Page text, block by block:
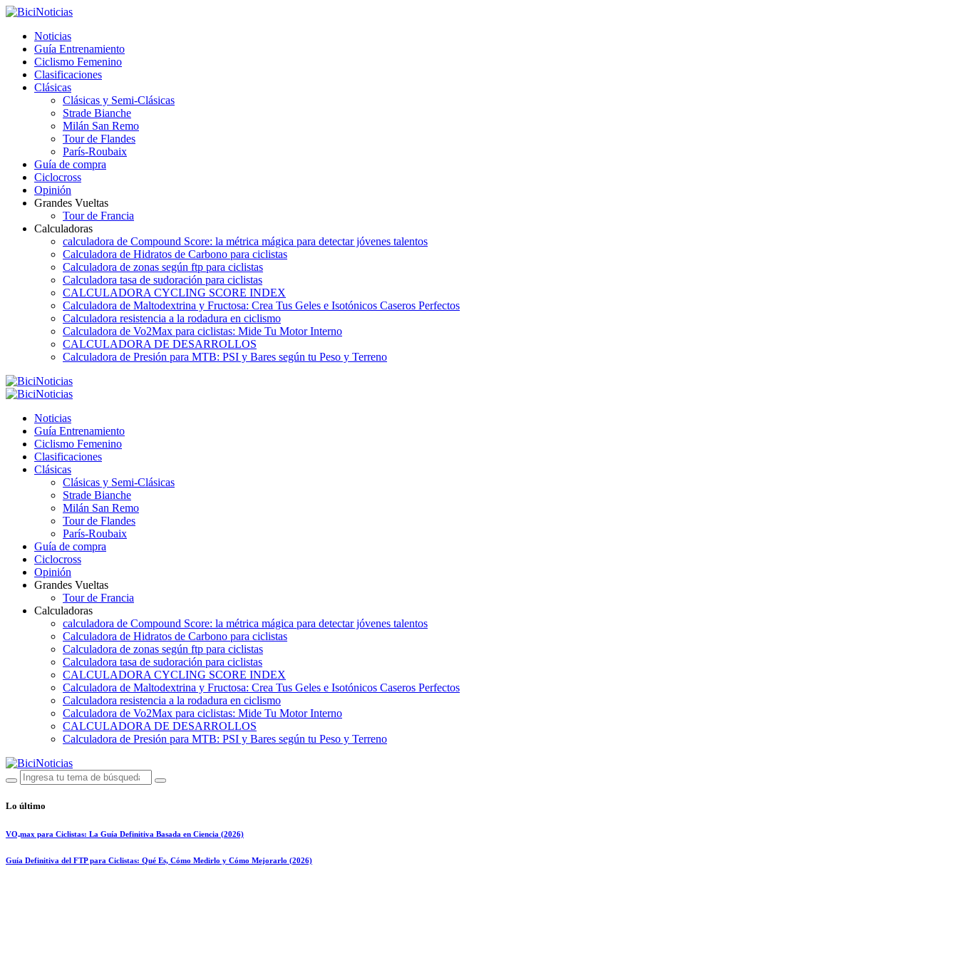
Noticias
Guía Entrenamiento
Ciclismo Femenino
Clasificaciones
Clásicas
Clásicas y Semi-Clásicas
Strade Bianche
Milán San Remo
Tour de Flandes
París-Roubaix
Guía de compra
Ciclocross
Opinión
Grandes Vueltas
Tour de Francia
Calculadoras
calculadora de Compound Score: la métrica mágica para detectar jóvenes talentos
Calculadora de Hidratos de Carbono para ciclistas
Calculadora de zonas según ftp para ciclistas
Calculadora tasa de sudoración para ciclistas
CALCULADORA CYCLING SCORE INDEX
Calculadora de Maltodextrina y Fructosa: Crea Tus Geles e Isotónicos Caseros Perfectos
Calculadora resistencia a la rodadura en ciclismo
Calculadora de Vo2Max para ciclistas: Mide Tu Motor Interno
CALCULADORA DE DESARROLLOS
Calculadora de Presión para MTB: PSI y Bares según tu Peso y Terreno
Noticias
Guía Entrenamiento
Ciclismo Femenino
Clasificaciones
Clásicas
Clásicas y Semi-Clásicas
Strade Bianche
Milán San Remo
Tour de Flandes
París-Roubaix
Guía de compra
Ciclocross
Opinión
Grandes Vueltas
Tour de Francia
Calculadoras
calculadora de Compound Score: la métrica mágica para detectar jóvenes talentos
Calculadora de Hidratos de Carbono para ciclistas
Calculadora de zonas según ftp para ciclistas
Calculadora tasa de sudoración para ciclistas
CALCULADORA CYCLING SCORE INDEX
Calculadora de Maltodextrina y Fructosa: Crea Tus Geles e Isotónicos Caseros Perfectos
Calculadora resistencia a la rodadura en ciclismo
Calculadora de Vo2Max para ciclistas: Mide Tu Motor Interno
CALCULADORA DE DESARROLLOS
Calculadora de Presión para MTB: PSI y Bares según tu Peso y Terreno
Lo último
VO₂max para Ciclistas: La Guía Definitiva Basada en Ciencia (2026)
Guía Definitiva del FTP para Ciclistas: Qué Es, Cómo Medirlo y Cómo Mejorarlo (2026)